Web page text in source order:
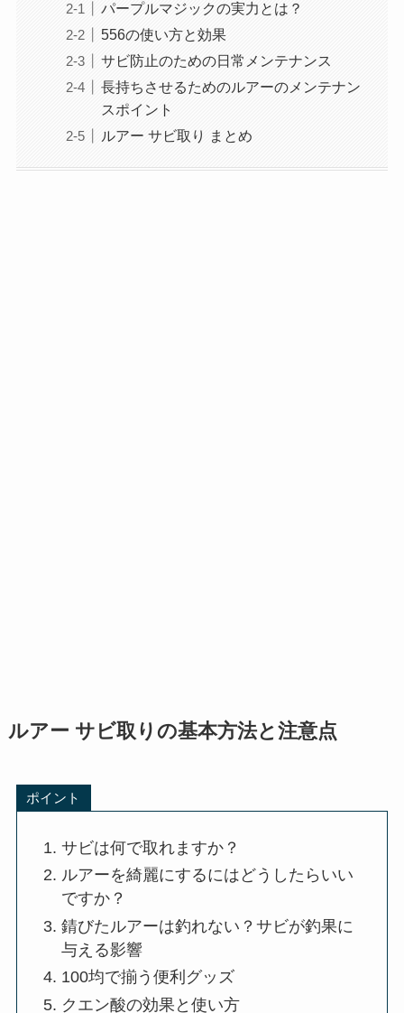
パープルマジックの実力とは？
556の使い方と効果
サビ防止のための日常メンテナンス
長持ちさせるためのルアーのメンテナン
スポイント
ルアー サビ取り まとめ
ルアー サビ取りの基本方法と注意点
ポイント
サビは何で取れますか？
ルアーを綺麗にするにはどうしたらいい
ですか？
錆びたルアーは釣れない？サビが釣果に
与える影響
100均で揃う便利グッズ
クエン酸の効果と使い方